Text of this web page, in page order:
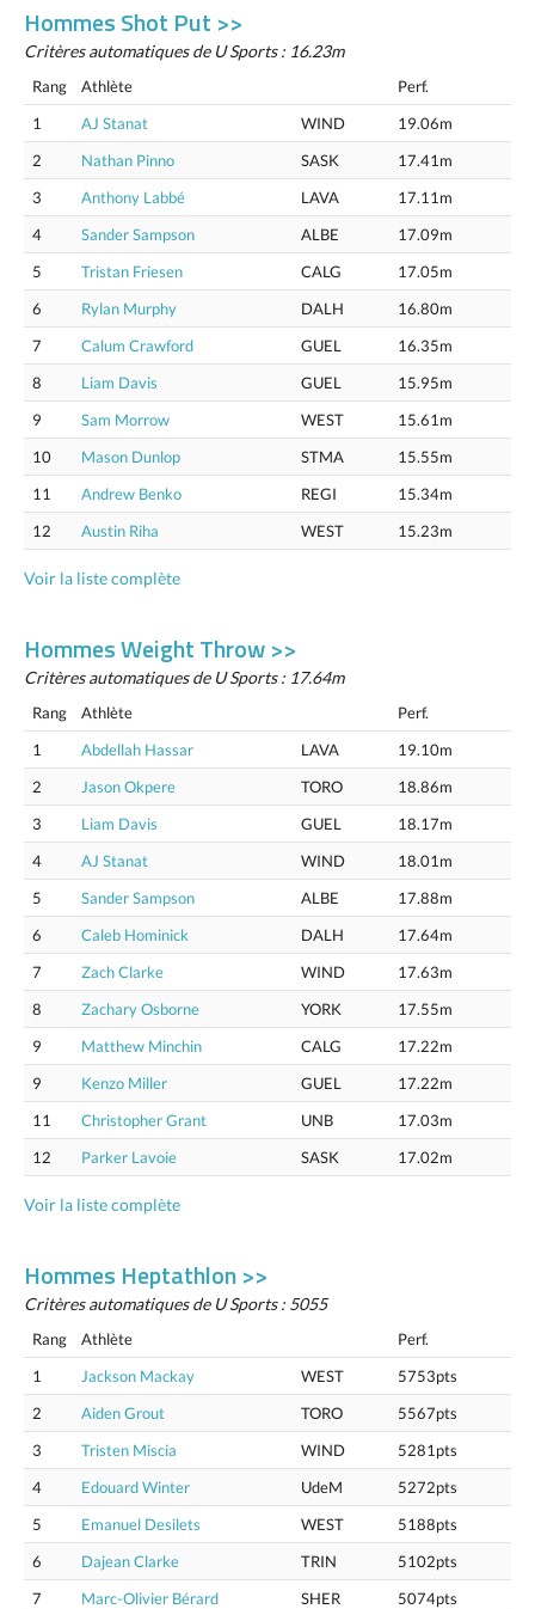
Hommes Shot Put >>
Critères automatiques de U Sports : 16.23m
Rang Athlète
Perf.
1
AJ Stanat WIND
19.06m
2
Nathan Pinno SASK
17.41m
3
Anthony Labbé LAVA
17.11m
4
Sander Sampson ALBE
17.09m
5
Tristan Friesen CALG
17.05m
6
Rylan Murphy DALH
16.80m
7
Calum Crawford GUEL
16.35m
8
Liam Davis GUEL
15.95m
9
Sam Morrow WEST
15.61m
10
Mason Dunlop STMA
15.55m
11
Andrew Benko REGI
15.34m
12
Austin Riha WEST 15.23m
Voir la liste complète
Hommes Weight Throw >>
Critères automatiques de U Sports : 17.64m
Rang Athlète
Perf.
1
Abdellah Hassar LAVA
19.10m
2
Jason Okpere TORO
18.86m
3
Liam Davis GUEL
18.17m
4
AJ Stanat WIND
18.01m
5
Sander Sampson ALBE
17.88m
6
Caleb Hominick DALH
17.64m
7
Zach Clarke WIND
17.63m
8
Zachary Osborne YORK
17.55m
9
Matthew Minchin CALG
17.22m
9
Kenzo Miller GUEL
17.22m
11
Christopher Grant UNB
17.03m
12
Parker Lavoie SASK 17.02m
Voir la liste complète
Hommes Heptathlon >>
Critères automatiques de U Sports : 5055
Rang Athlète
Perf.
1
Jackson Mackay WEST
5753pts
2
Aiden Grout TORO
5567pts
3
Tristen Miscia WIND
5281pts
4
Edouard Winter UdeM
5272pts
5
Emanuel Desilets WEST
5188pts
6
Dajean Clarke TRIN
5102pts
7
Marc-Olivier Bérard SHER 5074pts